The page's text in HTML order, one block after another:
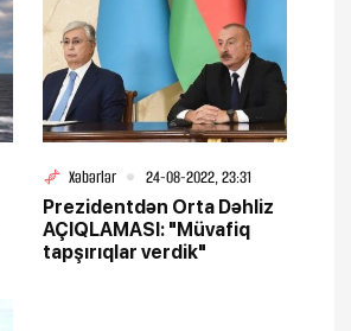
Xəbərlər
24-08-2022, 23:31
Prezidentdən Orta Dəhliz
AÇIQLAMASI: "Müvafiq
tapşırıqlar verdik"